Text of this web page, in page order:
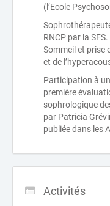
(l’Ecole
RNCP par la
Sommeil et prise
et de
Participation à
première
sophrologique
par Patricia
publiée dans les
Activités